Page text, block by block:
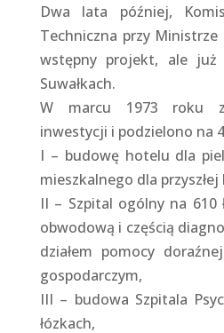
Dwa lata później,
Techniczna przy Ministrze
wstępny projekt, ale już
Suwałkach.
W marcu 1973 roku
inwestycji i podzielono na
I – budowę hotelu dla
mieszkalnego dla przyszłej
II – Szpital ogólny na 610
obwodową i częścią
działem pomocy
gospodarczym,
III – budowa Szpitala
łózkach,